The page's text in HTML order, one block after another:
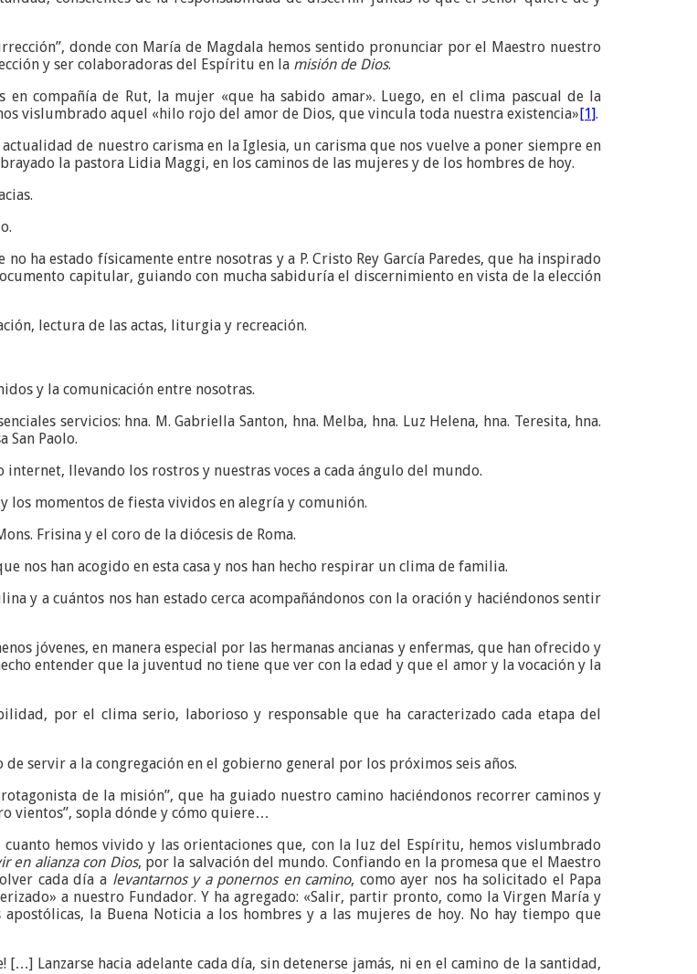
donde con María de Magdala hemos sentido pronunciar por el Maestro nuestro
y ser colaboradoras del Espíritu en la misión de Dios.
compañía de Rut, la mujer «que ha sabido amar». Luego, en el clima pascual de la
vislumbrado aquel «hilo rojo del amor de Dios, que vincula toda nuestra existencia»[1].
de nuestro carisma en la Iglesia, un carisma que nos vuelve a poner siempre en
la pastora Lidia Maggi, en los caminos de las mujeres y de los hombres de hoy.
ha estado físicamente entre nosotras y a P. Cristo Rey García Paredes, que ha inspirado
capitular, guiando con mucha sabiduría el discernimiento en vista de la elección
lectura de las actas, liturgia y recreación.
y la comunicación entre nosotras.
servicios: hna. M. Gabriella Santon, hna. Melba, hna. Luz Helena, hna. Teresita, hna.
San Paolo.
llevando los rostros y nuestras voces a cada ángulo del mundo.
los momentos de fiesta vividos en alegría y comunión.
Frisina y el coro de la diócesis de Roma.
nos han acogido en esta casa y nos han hecho respirar un clima de familia.
y a cuántos nos han estado cerca acompañándonos con la oración y haciéndonos sentir
jóvenes, en manera especial por las hermanas ancianas y enfermas, que han ofrecido y
entender que la juventud no tiene que ver con la edad y que el amor y la vocación y la
por el clima serio, laborioso y responsable que ha caracterizado cada etapa del
servir a la congregación en el gobierno general por los próximos seis años.
de la misión”, que ha guiado nuestro camino haciéndonos recorrer caminos y
vientos”, sopla dónde y cómo quiere…
hemos vivido y las orientaciones que, con la luz del Espíritu, hemos vislumbrado
en alianza con Dios, por la salvación del mundo. Confiando en la promesa que el Maestro
cada día a levantarnos y a ponernos en camino, como ayer nos ha solicitado el Papa
a nuestro Fundador. Y ha agregado: «Salir, partir pronto, como la Virgen María y
la Buena Noticia a los hombres y a las mujeres de hoy. No hay tiempo que
[…] Lanzarse hacia adelante cada día, sin detenerse jamás, ni en el camino de la santidad,